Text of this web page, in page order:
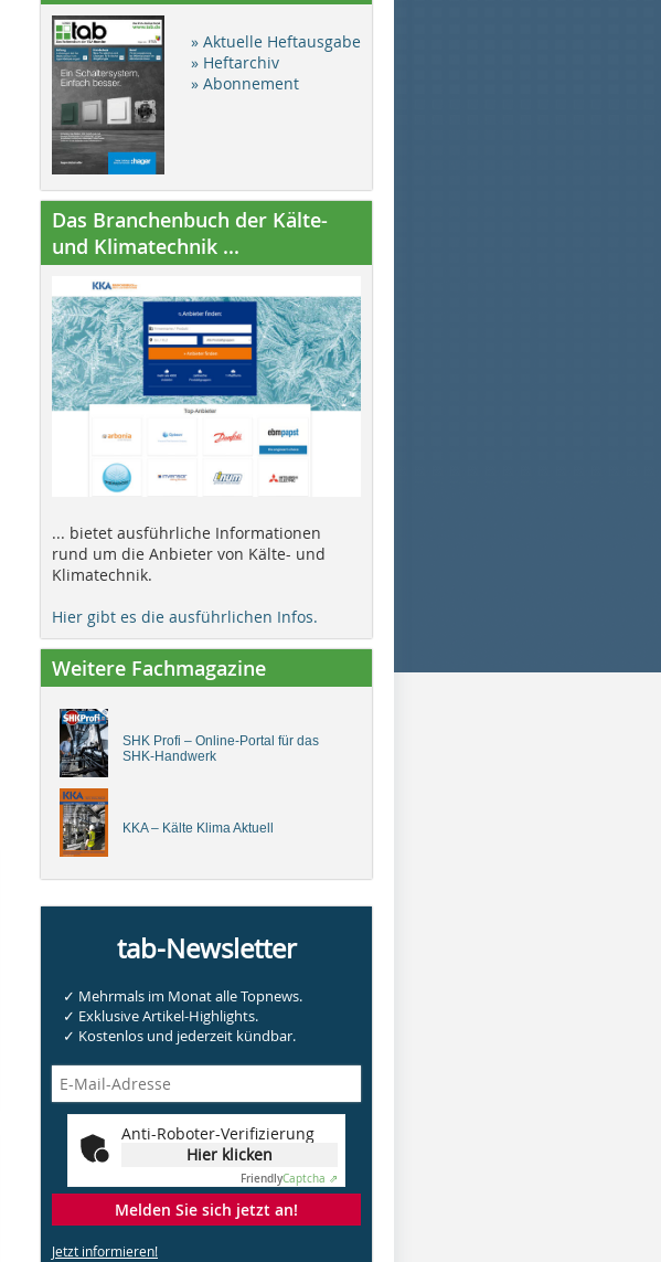
» Aktuelle Heftausgabe
» Heftarchiv
» Abonnement
Das Branchenbuch der Kälte-
und Klimatechnik ...
... bietet ausführliche Informationen
rund um die Anbieter von Kälte- und
Klimatechnik.
Hier gibt es die ausführlichen Infos.
Weitere Fachmagazine
SHK Profi – Online-Portal für das
SHK-Handwerk
KKA – Kälte Klima Aktuell
tab-Newsletter
✓ Mehrmals im Monat alle Topnews.
✓ Exklusive Artikel-Highlights.
✓ Kostenlos und jederzeit kündbar.
Anti-Roboter-Verifizierung
Hier klicken
FriendlyCaptcha ⇗
Melden Sie sich jetzt an!
Jetzt informieren!